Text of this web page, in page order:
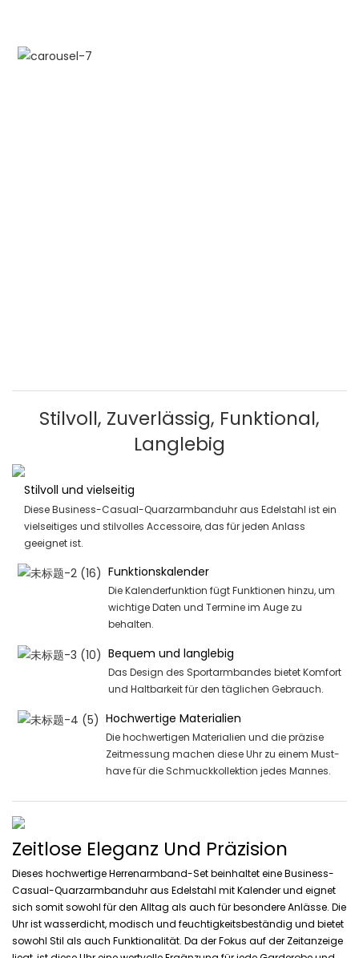
Stilvoll, Zuverlässig, Funktional,
Langlebig
Stilvoll und vielseitig
Diese Business-Casual-Quarzarmbanduhr aus Edelstahl ist ein
vielseitiges und stilvolles Accessoire, das für jeden Anlass
geeignet ist.
Funktionskalender
Die Kalenderfunktion fügt Funktionen hinzu, um
wichtige Daten und Termine im Auge zu
behalten.
Bequem und langlebig
Das Design des Sportarmbandes bietet Komfort
und Haltbarkeit für den täglichen Gebrauch.
Hochwertige Materialien
Die hochwertigen Materialien und die präzise
Zeitmessung machen diese Uhr zu einem Must-
have für die Schmuckkollektion jedes Mannes.
Zeitlose Eleganz Und Präzision
Dieses hochwertige Herrenarmband-Set beinhaltet eine Business-
Casual-Quarzarmbanduhr aus Edelstahl mit Kalender und eignet
sich somit sowohl für den Alltag als auch für besondere Anlässe. Die
Uhr ist wasserdicht, modisch und feuchtigkeitsbeständig und bietet
sowohl Stil als auch Funktionalität. Da der Fokus auf der Zeitanzeige